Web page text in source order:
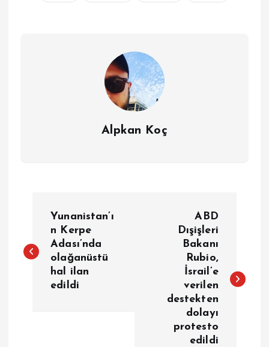
Alpkan Koç
z
Yunanistan’ı
n Kerpe
Adası’nda
olağanüstü
hal ilan
edildi
ABD
Dışişleri
Bakanı
Rubio,
İsrail’e
verilen
destekten
dolayı
protesto
edildi